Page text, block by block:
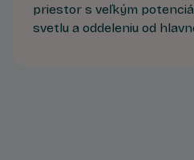
priestor s veľkým
svetlu a oddeleniu od